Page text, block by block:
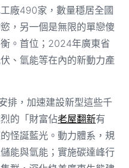
廠490家，數量穩居全國
，另一個是無限的單戀傻
。首位；2024年廣東省
、氫能等在內的新動力產
排，加速建設新型這些千
的「財富佔老屋翻新有
怪誕藍光。動力體系，規
能與氫能；實施碳達峰行